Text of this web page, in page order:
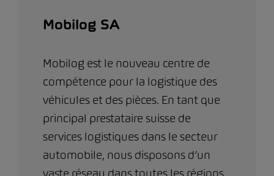
Mobilog SA
Mobilog est le nouveau centre de
compétence pour la logistique des
véhicules et des pièces. En tant que
principal prestataire suisse de
services logistiques dans le secteur
automobile, nous disposons d’un
vaste réseau dans toutes les régions.